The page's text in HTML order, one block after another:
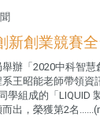
新創業競賽
辦「2020中科智慧
王昭能老師帶領資
學組成的「LIQUID
出，榮獲第2名